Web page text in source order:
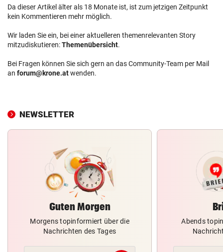
Da dieser Artikel älter als 18 Monate ist, ist zum jetzigen Zeitpunkt
kein Kommentieren mehr möglich.
Wir laden Sie ein, bei einer aktuelleren themenrelevanten Story
mitzudiskutieren:Themenübersicht.
Bei Fragen können Sie sich gern an das Community-Team per Mail
an forum@krone.atwenden.
NEWSLETTER
Guten Morgen
Morgens topinformiert über die
Nachrichten des Tages
Abends